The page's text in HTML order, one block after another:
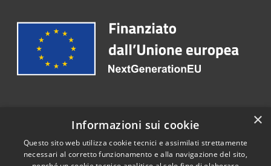
Recapiti e contatti
Telefono: +39 0825 666125
×
Informazioni sui cookie
Questo sito web utilizza cookie tecnici e assimilati strettamente
necessari al corretto funzionamento e alla navigazione del sito,